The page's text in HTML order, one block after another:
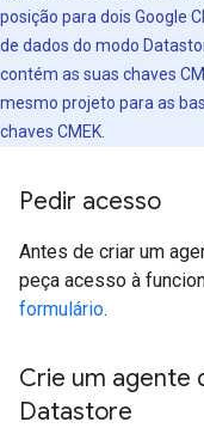
posição para dois Google
de dados do modo
contém as suas chaves
mesmo projeto para as
chaves CMEK.
Pedir acesso
Antes de criar um
peça acesso à
formulário.
Crie um agente
Datastore